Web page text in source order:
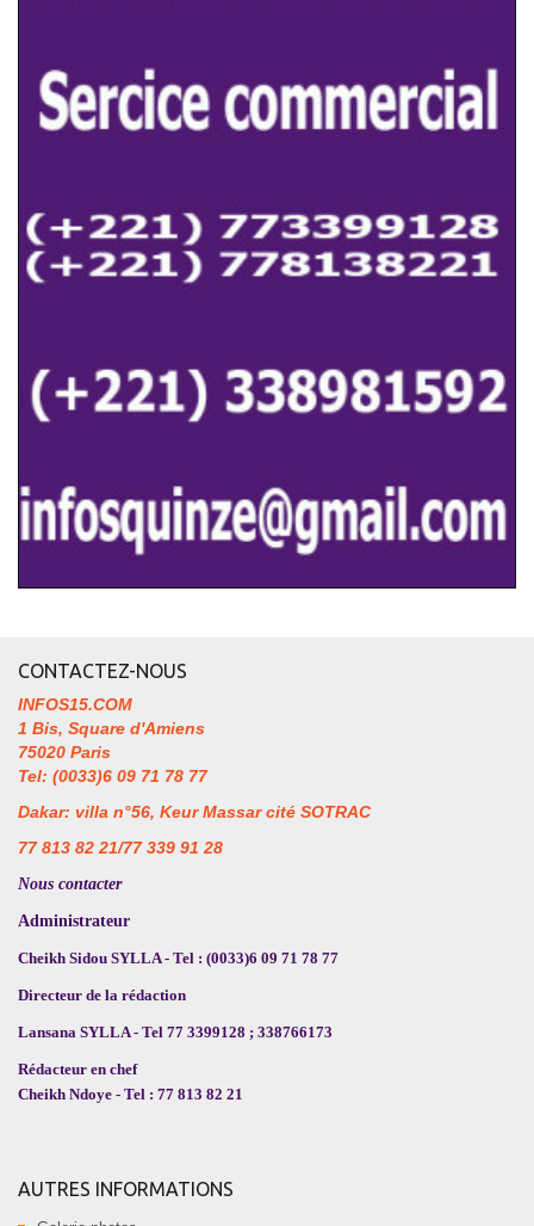
CONTACTEZ-NOUS
INFOS15.COM
1 Bis, Square d'Amiens
75020 Paris
Tel: (0033)6 09 71 78 77
Dakar: villa n°56, Keur Massar cité SOTRAC
77 813 82 21/77 339 91 28
Nous contacter
Administrateur
Cheikh Sidou SYLLA - Tel : (0033)6 09 71 78 77
Directeur de la rédaction
Lansana SYLLA - Tel 77 3399128 ; 338766173
Rédacteur en chef
Cheikh Ndoye - Tel : 77 813 82 21
AUTRES INFORMATIONS